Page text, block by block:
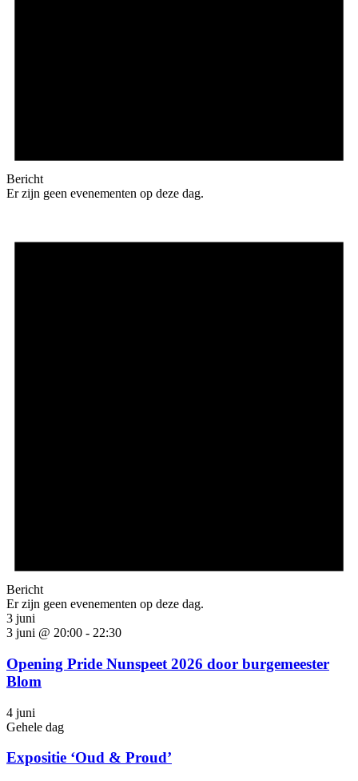
Bericht
Er zijn geen evenementen op deze dag.
Bericht
Er zijn geen evenementen op deze dag.
3 juni
3 juni @ 20:00 - 22:30
Opening Pride Nunspeet 2026 door burgemeester
Blom
4 juni
Gehele dag
Expositie ‘Oud & Proud’